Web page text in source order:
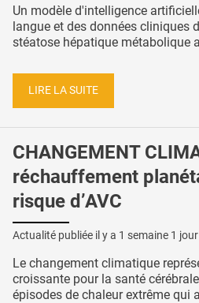
Un modèle d'intelligence
langue et des données cliniques
stéatose hépatique métabolique
LIRE LA SUITE
CHANGEMENT
réchauffement
risque d’AVC
Actualité publiée il y a 1 semaine 1 jour
Le changement climatique
croissante pour la santé
épisodes de chaleur extrême qui